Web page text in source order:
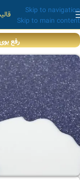
Skip to navigation
Skip to main content
رفع